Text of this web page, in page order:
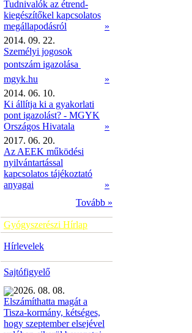
Tudnivalók az étrend-
kiegészítőkel kapcsolatos
megállapodásról
»
2014. 09. 22.
Személyi jogosok
pontszám igazolása 
mgyk.hu
»
2014. 06. 10.
Ki állítja ki a gyakorlati
pont igazolást? - MGYK
Országos Hivatala
»
2017. 06. 20.
Az AEEK működési
nyilvántartással
kapcsolatos tájékoztató
anyagai
»
Tovább »
Gyógyszerészi Hírlap
Hírlevelek
Sajtófigyelő
2026. 08. 08.
Elszámíthatta magát a
Tisza-kormány, kétséges,
hogy szeptember elsejével